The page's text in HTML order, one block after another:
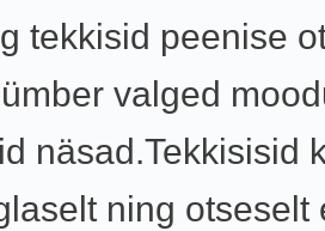
tekkisid peenise
valged
näsad.Tekkisisid
ning otseselt